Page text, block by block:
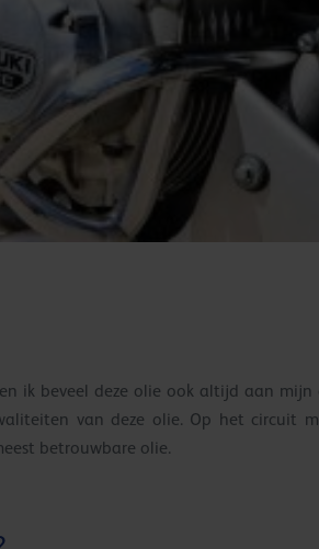
ik beveel deze olie ook altijd aan mijn
van deze olie. Op het circuit
betrouwbare olie.